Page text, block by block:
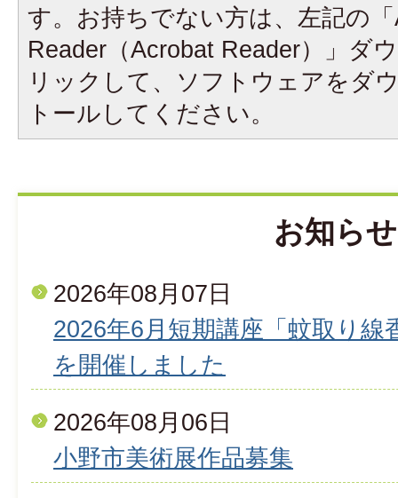
す。お持ちでない方は、左記の
Reader（Acrobat Reader）」ダ
リックして、ソフトウェアをダ
トールしてください。
お知らせ
2026年08月07日
2026年6月短期講座「蚊取り
を開催しました
2026年08月06日
小野市美術展作品募集